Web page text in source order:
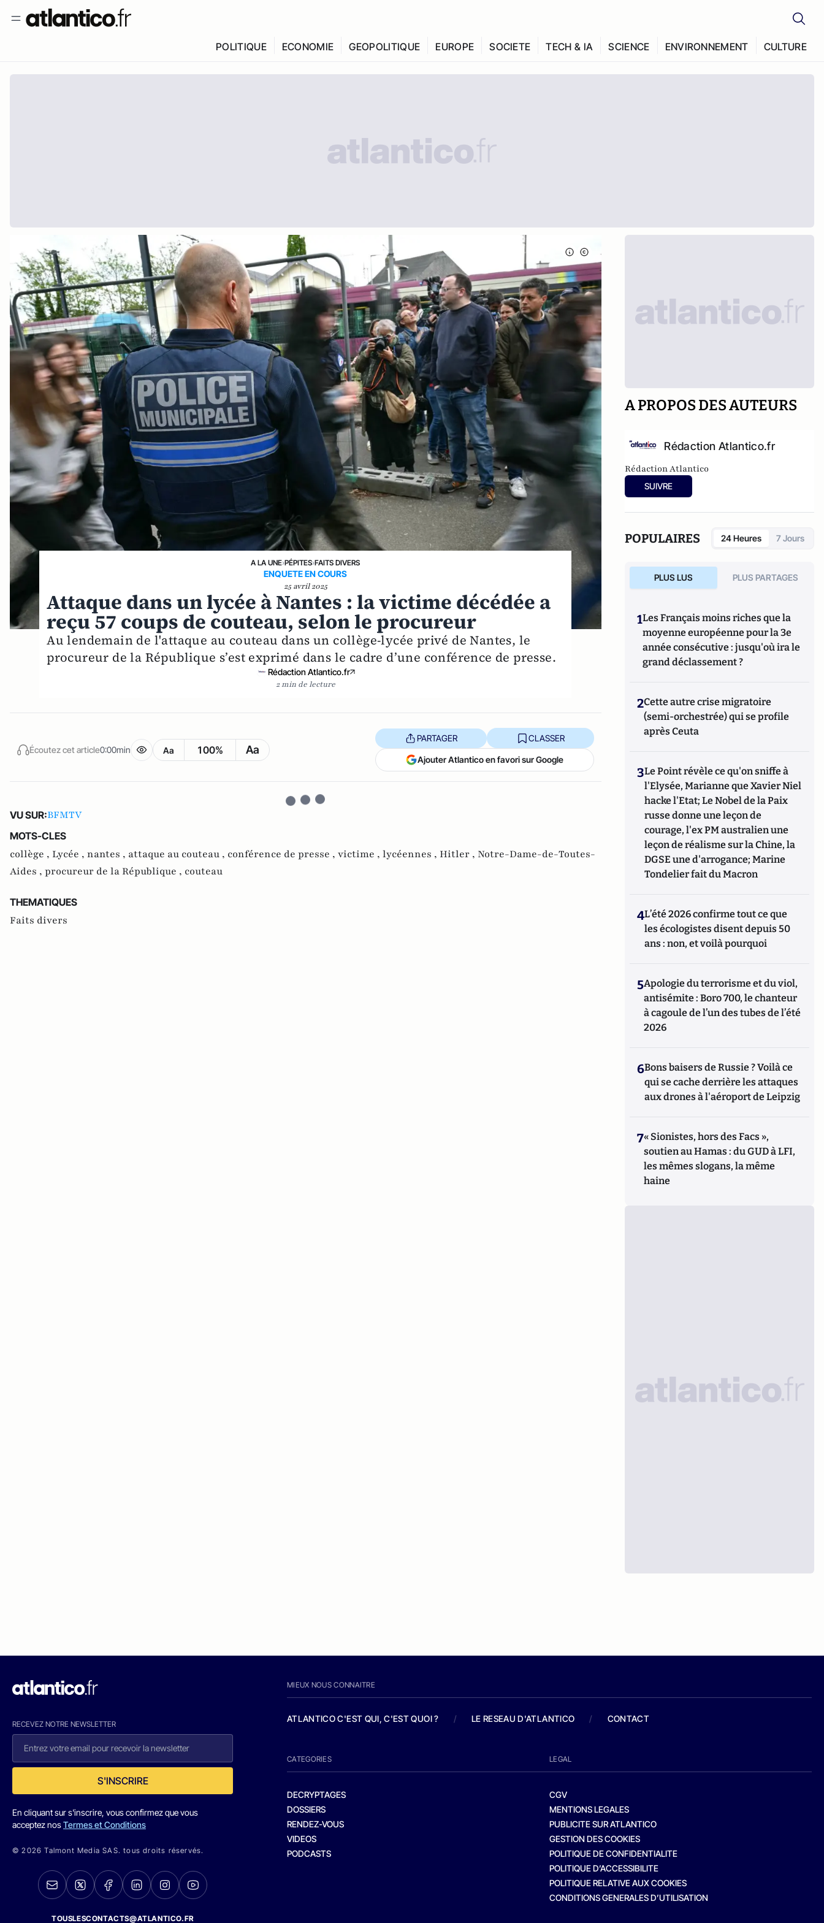
POLITIQUE ECONOMIE GEOPOLITIQUE EUROPE SOCIETE TECH & IA SCIENCE ENVIRONNEMENT CULTURE
A LA UNE›PÉPITES›FAITS DIVERS
ENQUETE EN COURS
25 avril 2025
Attaque dans un lycée à Nantes : la victime décédée a
reçu 57 coups de couteau, selon le procureur
Au lendemain de l'attaque au couteau dans un collège-lycée privé de Nantes, le
procureur de la République s’est exprimé dans le cadre d’une conférence de presse.
Rédaction Atlantico.fr
2 min de lecture
Écoutez cet article0:00min Aa 100% Aa
PARTAGER CLASSER
Ajouter Atlantico en favori sur Google
VU SUR:BFMTV
MOTS-CLES
collège , Lycée , nantes , attaque au couteau , conférence de presse , victime , lycéennes , Hitler , Notre-Dame-de-Toutes-
Aides , procureur de la République , couteau
THEMATIQUES
Faits divers
A PROPOS DES AUTEURS
Rédaction Atlantico.fr
Rédaction Atlantico
SUIVRE
POPULAIRES 24 Heures 7 Jours
PLUS LUS PLUS PARTAGES
1Les Français moins riches que la
moyenne européenne pour la 3e
année consécutive : jusqu'où ira le
grand déclassement ?
2Cette autre crise migratoire
(semi-orchestrée) qui se profile
après Ceuta
3Le Point révèle ce qu'on sniffe à
l'Elysée, Marianne que Xavier Niel
hacke l'Etat; Le Nobel de la Paix
russe donne une leçon de
courage, l'ex PM australien une
leçon de réalisme sur la Chine, la
DGSE une d'arrogance; Marine
Tondelier fait du Macron
4L’été 2026 confirme tout ce que
les écologistes disent depuis 50
ans : non, et voilà pourquoi
5Apologie du terrorisme et du viol,
antisémite : Boro 700, le chanteur
à cagoule de l’un des tubes de l’été
2026
6Bons baisers de Russie ? Voilà ce
qui se cache derrière les attaques
aux drones à l'aéroport de Leipzig
7« Sionistes, hors des Facs »,
soutien au Hamas : du GUD à LFI,
les mêmes slogans, la même
haine
RECEVEZ NOTRE NEWSLETTER
S'INSCRIRE
En cliquant sur s'inscrire, vous confirmez que vous
acceptez nosTermes et Conditions
© 2026 Talmont Media SAS. tous droits réservés.
TOUSLESCONTACTS@ATLANTICO.FR
MIEUX NOUS CONNAITRE
ATLANTICO C'EST QUI, C'EST QUOI ? / LE RESEAU D'ATLANTICO / CONTACT
CATEGORIES
DECRYPTAGES
DOSSIERS
RENDEZ-VOUS
VIDEOS
PODCASTS
LEGAL
CGV
MENTIONS LEGALES
PUBLICITE SUR ATLANTICO
GESTION DES COOKIES
POLITIQUE DE CONFIDENTIALITE
POLITIQUE D’ACCESSIBILITE
POLITIQUE RELATIVE AUX COOKIES
CONDITIONS GENERALES D’UTILISATION